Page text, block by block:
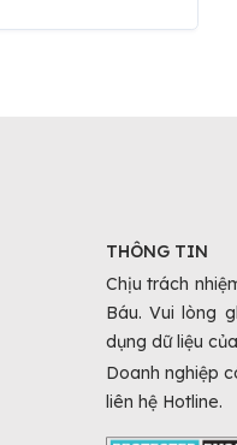
THÔNG TIN
Chịu trách
Báu. Vui lòng
dụng dữ liệu
Doanh nghiệp
liên hệ Hotline.